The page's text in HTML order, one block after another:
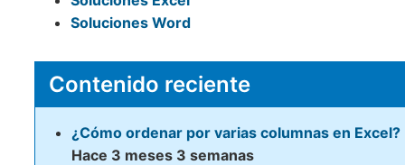
Soluciones Word
Contenido reciente
¿Cómo ordenar por varias columnas en Excel?
Hace 3 meses 3 semanas